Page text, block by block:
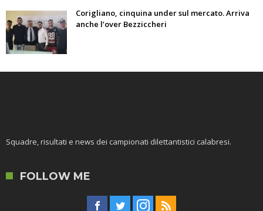
Corigliano, cinquina under sul mercato. Arriva
anche l’over Bezziccheri
Squadre, risultati e news dei campionati dilettantistici calabresi.
FOLLOW ME